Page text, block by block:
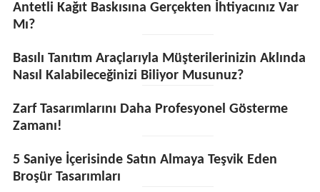
Antetli Kağıt Baskısına Gerçekten İhtiyacınız Var
Mı?
Basılı Tanıtım Araçlarıyla Müşterilerinizin Aklında
Nasıl Kalabileceğinizi Biliyor Musunuz?
Zarf Tasarımlarını Daha Profesyonel Gösterme
Zamanı!
5 Saniye İçerisinde Satın Almaya Teşvik Eden
Broşür Tasarımları